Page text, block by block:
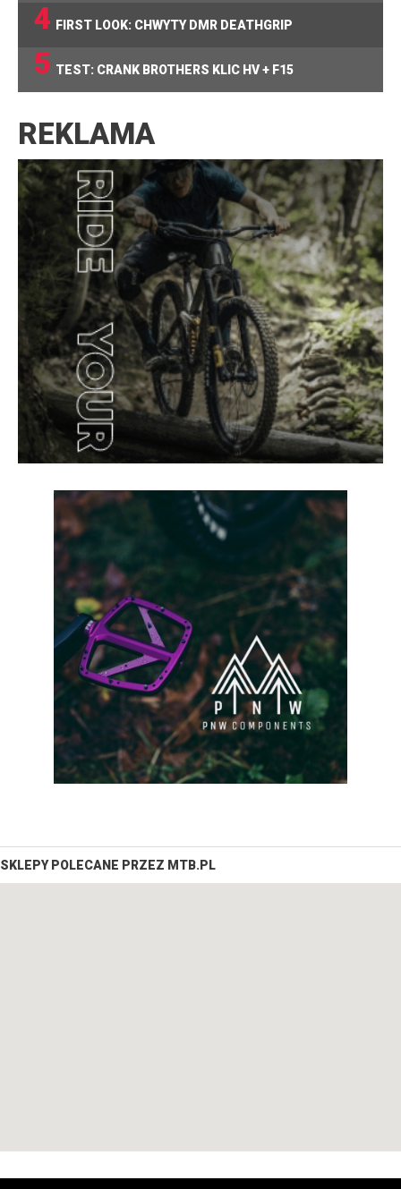
4 FIRST LOOK: CHWYTY DMR DEATHGRIP
5 TEST: CRANK BROTHERS KLIC HV + F15
REKLAMA
SKLEPY POLECANE PRZEZ MTB.PL